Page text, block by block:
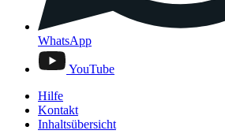
WhatsApp
YouTube
Hilfe
Kontakt
Inhaltsübersicht